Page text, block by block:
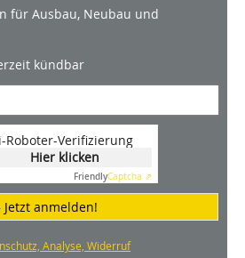
für Ausbau, Neubau und
kündbar
Roboter-Verifizierung
Hier klicken
FriendlyCaptcha ⇗
Jetzt anmelden!
Analyse, Widerruf